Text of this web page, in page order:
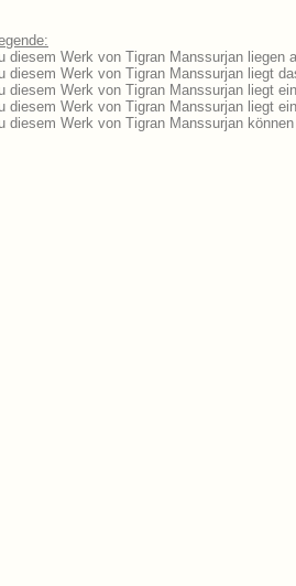
diesem Werk von Tigran Manssurjan liegen
diesem Werk von Tigran Manssurjan liegt
diesem Werk von Tigran Manssurjan liegt
diesem Werk von Tigran Manssurjan liegt
diesem Werk von Tigran Manssurjan